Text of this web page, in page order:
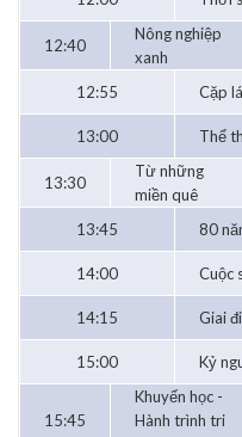
12:40
Nông nghiệp
xanh
12:55 Cặp
13:00 Thể
13:30
Từ những
miền quê
13:45
80
14:00 Cuộc
14:15 Giai
15:00 Kỷ
15:45
Khuyến học -
Hành trình tri